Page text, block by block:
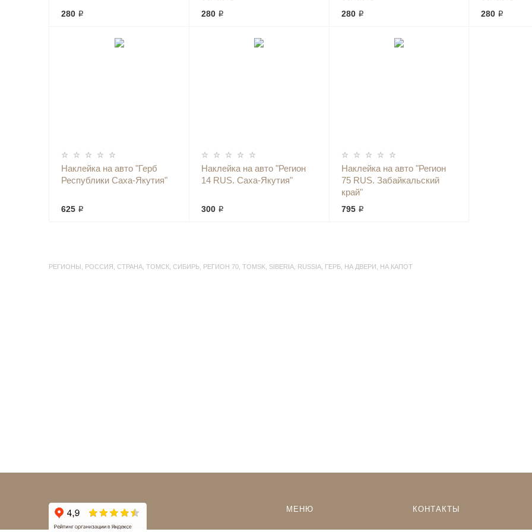
280 ₽ 280 ₽ 280 ₽ 280 ₽
Наклейка на авто "Герб
Республики Саха-Якутия"
625 ₽
Наклейка на авто "Регион
14 RUS. Саха-Якутия"
300 ₽
Наклейка на авто "Регион
75 RUS. Забайкальский
край"
795 ₽
РЕГИОНЫ РОССИЯ ,СТРАНА ,ТОМСК ,СИБИРЬ РЕГИОН 70 ,TOMSK SIBERIA RUSSIA ГЕРБ НА ДВЕРИ НА КАПОТ
МЕНЮ КОНТАКТЫ